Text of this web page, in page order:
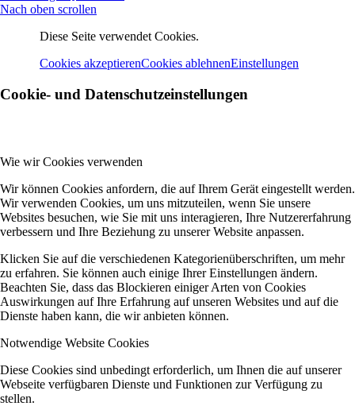
Nach oben scrollen
Diese Seite verwendet Cookies.
Cookies akzeptierenCookies ablehnenEinstellungen
Cookie- und Datenschutzeinstellungen
Wie wir Cookies verwenden
Wir können Cookies anfordern, die auf Ihrem Gerät eingestellt werden.
Wir verwenden Cookies, um uns mitzuteilen, wenn Sie unsere
Websites besuchen, wie Sie mit uns interagieren, Ihre Nutzererfahrung
verbessern und Ihre Beziehung zu unserer Website anpassen.
Klicken Sie auf die verschiedenen Kategorienüberschriften, um mehr
zu erfahren. Sie können auch einige Ihrer Einstellungen ändern.
Beachten Sie, dass das Blockieren einiger Arten von Cookies
Auswirkungen auf Ihre Erfahrung auf unseren Websites und auf die
Dienste haben kann, die wir anbieten können.
Notwendige Website Cookies
Diese Cookies sind unbedingt erforderlich, um Ihnen die auf unserer
Webseite verfügbaren Dienste und Funktionen zur Verfügung zu
stellen.